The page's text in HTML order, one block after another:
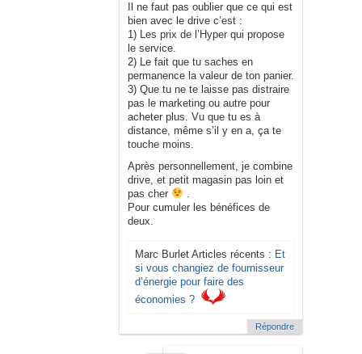
Il ne faut pas oublier que ce qui est
bien avec le drive c’est :
1) Les prix de l’Hyper qui propose
le service.
2) Le fait que tu saches en
permanence la valeur de ton panier.
3) Que tu ne te laisse pas distraire
pas le marketing ou autre pour
acheter plus. Vu que tu es à
distance, même s’il y en a, ça te
touche moins.
Après personnellement, je combine
drive, et petit magasin pas loin et
pas cher
.
Pour cumuler les bénéfices de
deux.
Marc Burlet Articles récents : Et
si vous changiez de fournisseur
d’énergie pour faire des
économies ?
Répondre